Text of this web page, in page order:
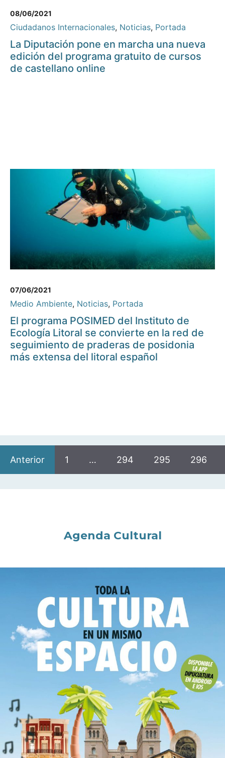
08/06/2021
Ciudadanos Internacionales, Noticias, Portada
La Diputación pone en marcha una nueva
edición del programa gratuito de cursos
de castellano online
07/06/2021
Medio Ambiente, Noticias, Portada
El programa POSIMED del Instituto de
Ecología Litoral se convierte en la red de
seguimiento de praderas de posidonia
más extensa del litoral español
Anterior 1 … 294 295 296
Agenda Cultural